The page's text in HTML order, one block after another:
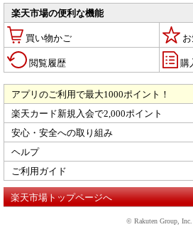
楽天市場の便利な機能
買い物かご
閲覧履歴 購
アプリのご利用で最大1000ポイント！
楽天カード新規入会で2,000ポイント
安心・安全への取り組み
ヘルプ
ご利用ガイド
楽天市場トップページへ
© Rakuten Group, Inc.